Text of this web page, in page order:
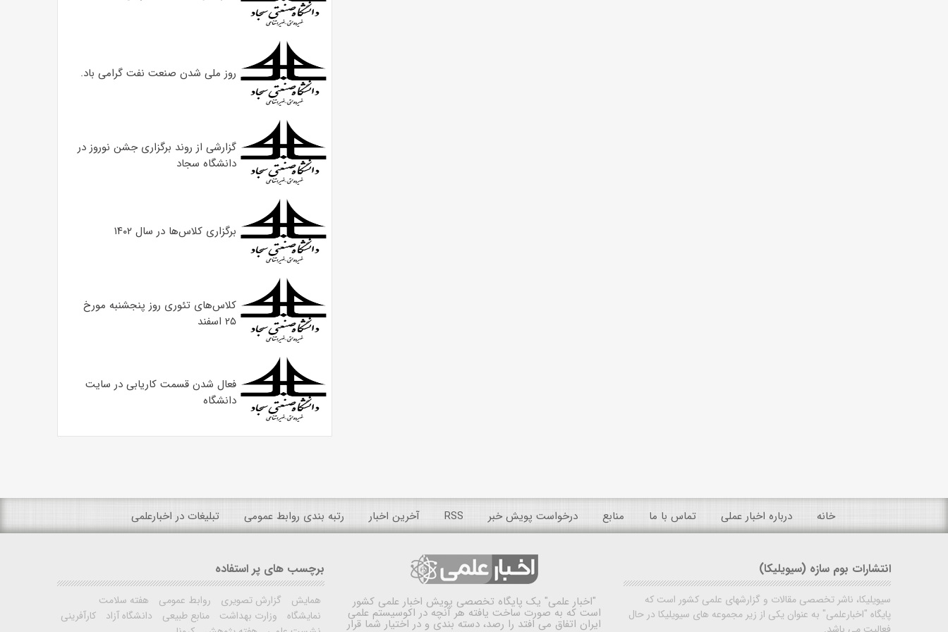
روز ملی شدن صنعت نفت گرامی باد.
گزارشی از روند برگزاری جشن نوروز در
دانشگاه سجاد
برگزاری کلاس‌ها در سال ۱۴۰۲
کلاس‌های تئوری روز پنجشنبه مورخ
۲۵ اسفند
فعال شدن قسمت کاریابی در سایت
دانشگاه
خانه درباره اخبار عملی تماس با ما منابع درخواست پویش خبر RSS آخرین اخبار رتبه بندی روابط عمومی تبلیغات در اخبارعلمی
انتشارات بوم سازه (سیویلیکا)
سیویلیکا، ناشر تخصصی مقالات و گزارشهای علمی کشور است که
پایگاه "اخبارعلمی" به عنوان یکی از زیر مجموعه های سیویلیکا در حال
"اخبار علمی" یک پایگاه تخصصی پویش اخبار علمی کشور
است که به صورت ساخت یافته هر آنچه در اکوسیستم علمی
ایران اتفاق می افتد را رصد، دسته بندی و در اختیار شما قرار
برچسب های پر استفاده
همایش گزارش تصویری روابط عمومی
هفته سلامت
نمایشگاه
وزارت بهداشت منابع طبیعی دانشگاه آزاد
کارآفرینی